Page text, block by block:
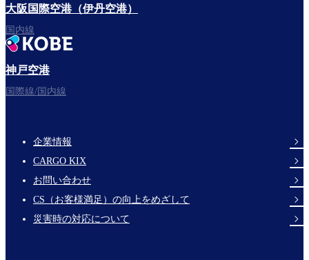
大阪国際空港（伊丹空港）
国内線
神戸空港
国際線/国内線
Footer
Links
企業情報
CARGO KIX
お問い合わせ
CS（お客様満足）の向上をめざして
災害時の対応について